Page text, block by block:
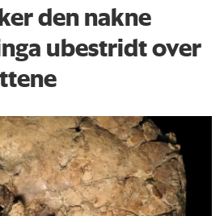
den nakne
ubestridt over